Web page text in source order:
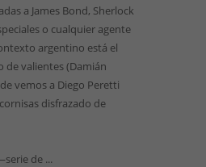
a James Bond, Sherlock
o cualquier agente
argentino está el
de valientes (Damián
vemos a Diego Peretti
disfrazado de
de ...